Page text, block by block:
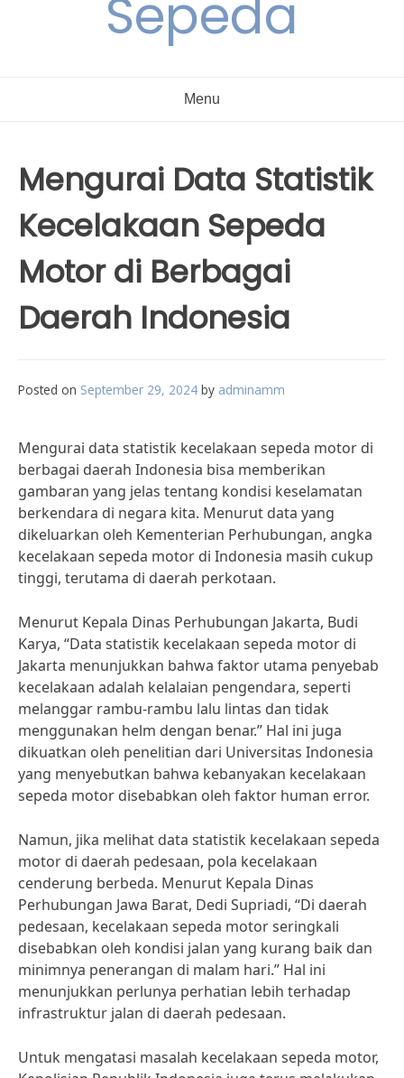
Sepeda
Menu
Mengurai Data Statistik
Kecelakaan Sepeda
Motor di Berbagai
Daerah Indonesia
Posted on September 29, 2024 by adminamm
Mengurai data statistik kecelakaan sepeda motor di
berbagai daerah Indonesia bisa memberikan
gambaran yang jelas tentang kondisi keselamatan
berkendara di negara kita. Menurut data yang
dikeluarkan oleh Kementerian Perhubungan, angka
kecelakaan sepeda motor di Indonesia masih cukup
tinggi, terutama di daerah perkotaan.
Menurut Kepala Dinas Perhubungan Jakarta, Budi
Karya, “Data statistik kecelakaan sepeda motor di
Jakarta menunjukkan bahwa faktor utama penyebab
kecelakaan adalah kelalaian pengendara, seperti
melanggar rambu-rambu lalu lintas dan tidak
menggunakan helm dengan benar.” Hal ini juga
dikuatkan oleh penelitian dari Universitas Indonesia
yang menyebutkan bahwa kebanyakan kecelakaan
sepeda motor disebabkan oleh faktor human error.
Namun, jika melihat data statistik kecelakaan sepeda
motor di daerah pedesaan, pola kecelakaan
cenderung berbeda. Menurut Kepala Dinas
Perhubungan Jawa Barat, Dedi Supriadi, “Di daerah
pedesaan, kecelakaan sepeda motor seringkali
disebabkan oleh kondisi jalan yang kurang baik dan
minimnya penerangan di malam hari.” Hal ini
menunjukkan perlunya perhatian lebih terhadap
infrastruktur jalan di daerah pedesaan.
Untuk mengatasi masalah kecelakaan sepeda motor,